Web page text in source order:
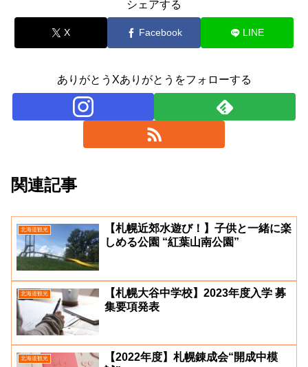
シェアする
X Facebook LINE
ありがとうXありがとうをフォローする
関連記事
北海道観光
【札幌近郊水遊び！】子供と一緒に楽
しめる公園 “紅葉山南公園”
北海道観光
【札幌大谷中学校】2023年度入学 募
集要項発表
北海道観光
【2022年度】札幌錬成会“開成中模